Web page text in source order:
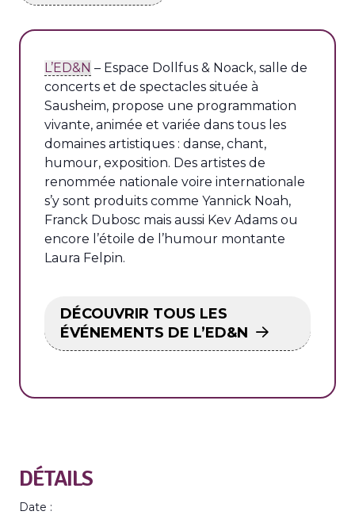
L’ED&N – Espace Dollfus & Noack, salle de
concerts et de spectacles située à
Sausheim, propose une programmation
vivante, animée et variée dans tous les
domaines artistiques : danse, chant,
humour, exposition. Des artistes de
renommée nationale voire internationale
s’y sont produits comme Yannick Noah,
Franck Dubosc mais aussi Kev Adams ou
encore l’étoile de l’humour montante
Laura Felpin.
DÉCOUVRIR TOUS LES
ÉVÉNEMENTS DE L’ED&N
DÉTAILS
Date :